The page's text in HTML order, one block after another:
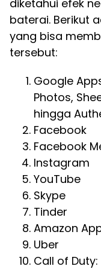
diketahui efek
baterai. Berikut
yang bisa
tersebut:
Google
Photos,
hingga
Facebook
Facebook
Instagram
YouTube
Skype
Tinder
Amazon
Uber
Call of